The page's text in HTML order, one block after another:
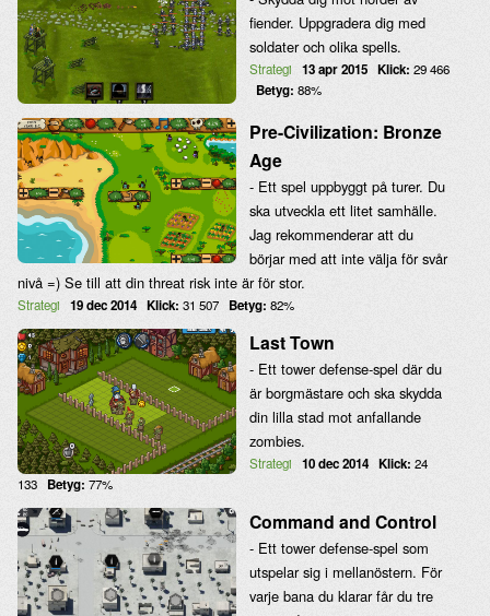
fiender. Uppgradera dig med
soldater och olika spells.
Strategi 13 apr 2015 Klick: 29 466
Betyg: 88%
Pre-Civilization: Bronze
Age
- Ett spel uppbyggt på turer. Du
ska utveckla ett litet samhälle.
Jag rekommenderar att du
börjar med att inte välja för svår
nivå =) Se till att din threat risk inte är för stor.
Strategi 19 dec 2014 Klick: 31 507 Betyg: 82%
Last Town
- Ett tower defense-spel där du
är borgmästare och ska skydda
din lilla stad mot anfallande
zombies.
Strategi 10 dec 2014 Klick: 24
133
Betyg: 77%
Command and Control
- Ett tower defense-spel som
utspelar sig i mellanöstern. För
varje bana du klarar får du tre